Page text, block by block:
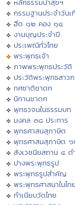
หลักธรรมนำสุขฯ
กรรมฐานประจำวันเ
ฮีต ๑๒ คอง ๑๔
งานบุญประจำปี
ประเพณีทั่วไทย
พระพุทธเจ้า
ภาพพระพุทธประวัติ
ประวัติพระพุทธสาวก
ทศชาติชาดก
นิทานชาดก
พุทธวจนในธรรมบท
มงคล ๓๘ ประการ
พุทธศาสนสุภาษิต
พุทธศาสนสุภาษิต
สังเวชนียสถาน ๔ ต
ปางพระพุทธรูป
พระพุทธรูปสำคัญ
พระพุทธศาสนาในไทย
ทำเนียบวัดไทย